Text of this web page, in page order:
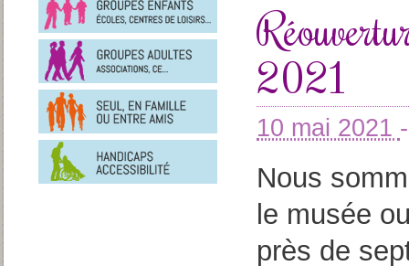
Groupes
entre
Personnes
situation
de
2021
10 mai 2021
Nous
le musée
près de